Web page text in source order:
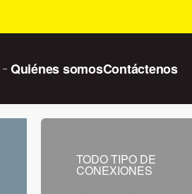
Quiénes somosContáctenos
TODO TIPO DE
CONEXIONES